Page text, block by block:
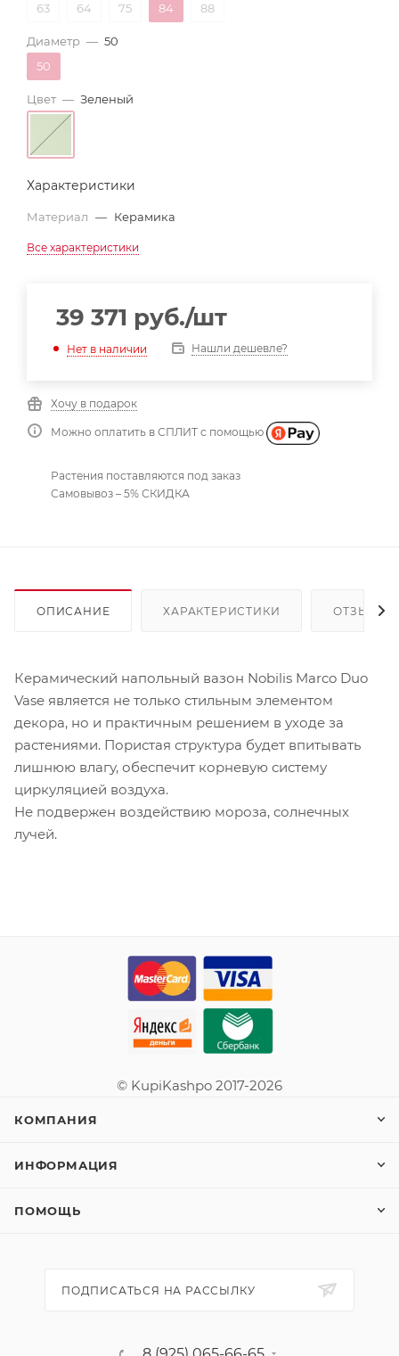
63
64 75 84 88
Диаметр — 50
50
Цвет — Зеленый
Характеристики
Материал — Керамика
Все характеристики
39 371 руб./шт
Нет в наличии Нашли дешевле?
Хочу в подарок
Можно оплатить в СПЛИТ с помощью
Растения поставляются под заказ
Самовывоз – 5% СКИДКА
ОПИСАНИЕ ХАРАКТЕРИСТИКИ ОТЗЫВЫ
Керамический напольный вазон Nobilis Marco Duo
Vase является не только стильным элементом
декора, но и практичным решением в уходе за
растениями. Пористая структура будет впитывать
лишнюю влагу, обеспечит корневую систему
циркуляцией воздуха.
Не подвержен воздействию мороза, солнечных
лучей.
© KupiKashpo 2017-2026
КОМПАНИЯ
ИНФОРМАЦИЯ
ПОМОЩЬ
ПОДПИСАТЬСЯ НА РАССЫЛКУ